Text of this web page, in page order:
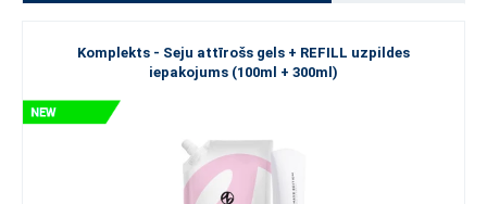
Komplekts - Seju attīrošs gels + REFILL uzpildes
iepakojums (100ml + 300ml)